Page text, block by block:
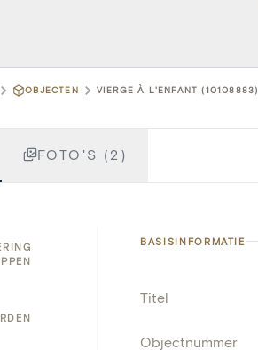
OBJECTEN VIERGE À L'ENFANT (10108883)
FOTO'S (2)
BASISINFORMATIE
Titel
Objectnummer